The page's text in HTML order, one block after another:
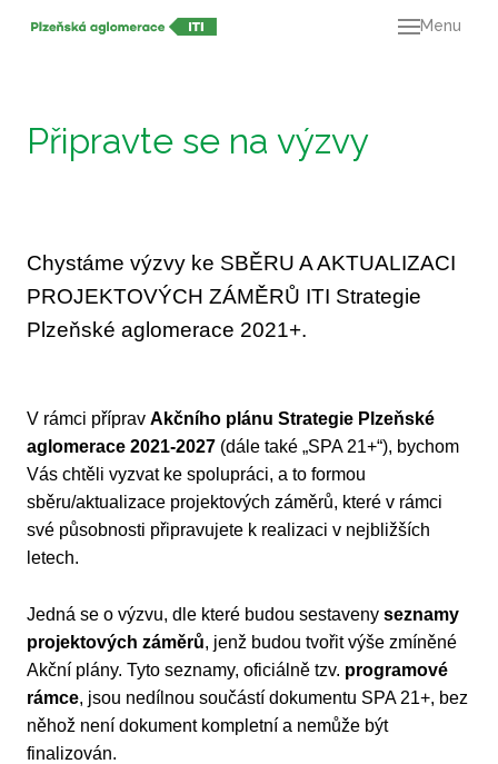
Menu
Připravte se na výzvy
Chystáme výzvy ke SBĚRU A AKTUALIZACI
PROJEKTOVÝCH ZÁMĚRŮ ITI Strategie
Plzeňské aglomerace 2021+.
V rámci příprav Akčního plánu Strategie Plzeňské
aglomerace 2021-2027 (dále také „SPA 21+“), bychom
Vás chtěli vyzvat ke spolupráci, a to formou
sběru/aktualizace projektových záměrů, které v rámci
své působnosti připravujete k realizaci v nejbližších
letech.
Jedná se o výzvu, dle které budou sestaveny seznamy
projektových záměrů, jenž budou tvořit výše zmíněné
Akční plány. Tyto seznamy, oficiálně tzv. programové
rámce, jsou nedílnou součástí dokumentu SPA 21+, bez
něhož není dokument kompletní a nemůže být
finalizován.